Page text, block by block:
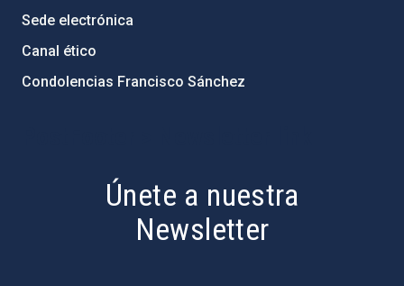
Sede electrónica
Canal ético
Condolencias Francisco Sánchez
Únete a nuestra
Newsletter